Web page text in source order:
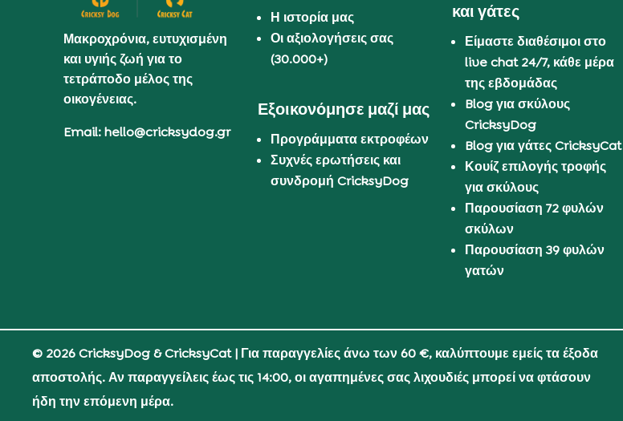
Μακροχρόνια, ευτυχισμένη
και υγιής ζωή για το
τετράποδο μέλος της
οικογένειας.
Email: hello@cricksydog.gr
Η ιστορία μας
Οι αξιολογήσεις σας
(30.000+)
Εξοικονόμησε μαζί μας
Προγράμματα εκτροφέων
Συχνές ερωτήσεις και
συνδρομή CricksyDog
και γάτες
Είμαστε διαθέσιμοι στο
live chat 24/7, κάθε μέρα
της εβδομάδας
Blog για σκύλους
CricksyDog
Blog για γάτες CricksyCat
Κουίζ επιλογής τροφής
για σκύλους
Παρουσίαση 72 φυλών
σκύλων
Παρουσίαση 39 φυλών
γατών
© 2026 CricksyDog & CricksyCat| Για παραγγελίες άνω των 60 €, καλύπτουμε εμείς τα έξοδα
αποστολής. Αν παραγγείλεις έως τις 14:00, οι αγαπημένες σας λιχουδιές μπορεί να φτάσουν
ήδη την επόμενη μέρα.